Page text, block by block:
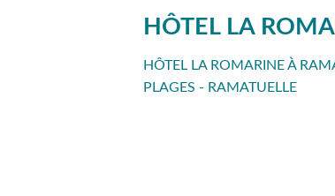
HÔTEL LA
HÔTEL LA ROMARINE À
PLAGES - RAMATUELLE